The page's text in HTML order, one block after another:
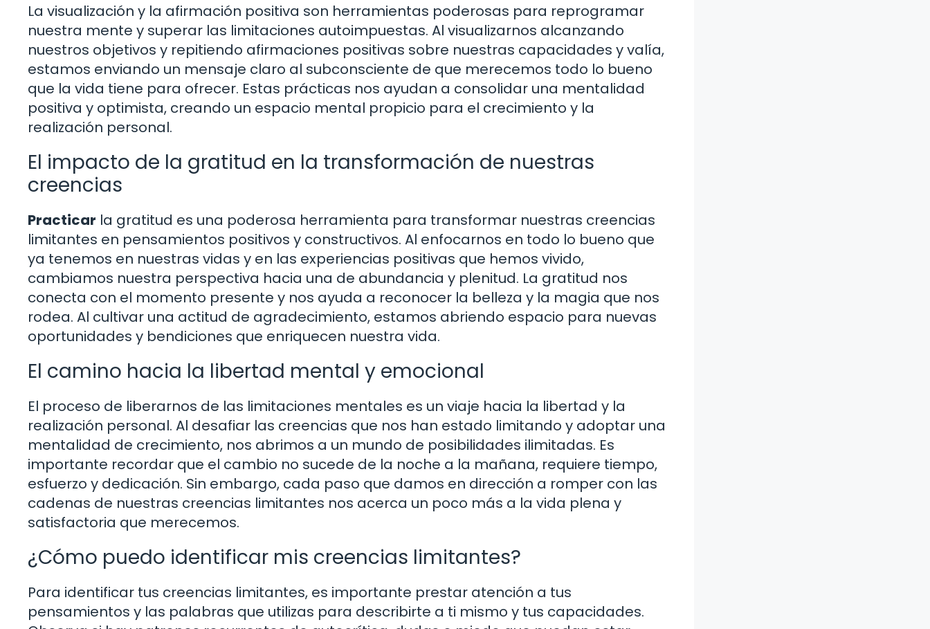
La visualización y la afirmación positiva son herramientas poderosas para reprogramar
nuestra mente y superar las limitaciones autoimpuestas. Al visualizarnos alcanzando
nuestros objetivos y repitiendo afirmaciones positivas sobre nuestras capacidades y valía,
estamos enviando un mensaje claro al subconsciente de que merecemos todo lo bueno
que la vida tiene para ofrecer. Estas prácticas nos ayudan a consolidar una mentalidad
positiva y optimista, creando un espacio mental propicio para el crecimiento y la
realización personal.
El impacto de la gratitud en la transformación de nuestras
creencias
Practicar la gratitud es una poderosa herramienta para transformar nuestras creencias
limitantes en pensamientos positivos y constructivos. Al enfocarnos en todo lo bueno que
ya tenemos en nuestras vidas y en las experiencias positivas que hemos vivido,
cambiamos nuestra perspectiva hacia una de abundancia y plenitud. La gratitud nos
conecta con el momento presente y nos ayuda a reconocer la belleza y la magia que nos
rodea. Al cultivar una actitud de agradecimiento, estamos abriendo espacio para nuevas
oportunidades y bendiciones que enriquecen nuestra vida.
El camino hacia la libertad mental y emocional
El proceso de liberarnos de las limitaciones mentales es un viaje hacia la libertad y la
realización personal. Al desafiar las creencias que nos han estado limitando y adoptar una
mentalidad de crecimiento, nos abrimos a un mundo de posibilidades ilimitadas. Es
importante recordar que el cambio no sucede de la noche a la mañana, requiere tiempo,
esfuerzo y dedicación. Sin embargo, cada paso que damos en dirección a romper con las
cadenas de nuestras creencias limitantes nos acerca un poco más a la vida plena y
satisfactoria que merecemos.
¿Cómo puedo identificar mis creencias limitantes?
Para identificar tus creencias limitantes, es importante prestar atención a tus
pensamientos y las palabras que utilizas para describirte a ti mismo y tus capacidades.